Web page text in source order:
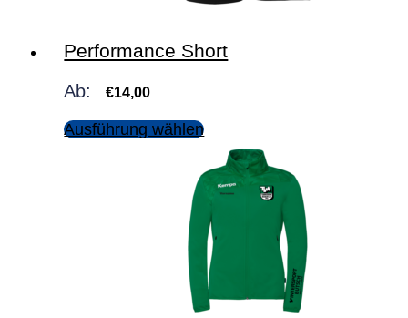
Performance Short
Ab: €14,00
Ausführung wählen